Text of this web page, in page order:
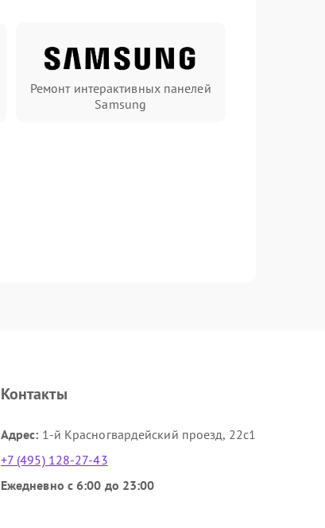
Ремонт интерактивных панелей
Samsung
Контакты
Адрес: 1-й Красногвардейский проезд, 22с1
+7 (495) 128-27-43
Ежедневно с 6:00 до 23:00